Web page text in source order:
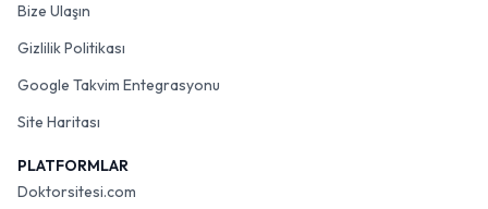
Bize Ulaşın
Gizlilik Politikası
Google Takvim Entegrasyonu
Site Haritası
PLATFORMLAR
Doktorsitesi.com